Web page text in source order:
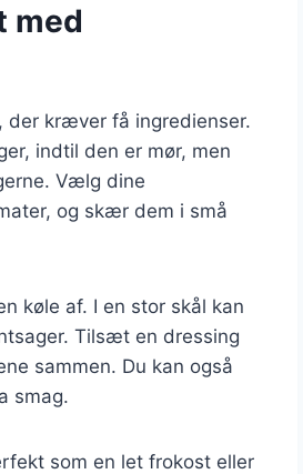
med
der kræver få ingredienser.
indtil den er mør, men
Vælg dine
og skær dem i små
køle af. I en stor skål kan
Tilsæt en dressing
sammen. Du kan også
smag.
som en let frokost eller